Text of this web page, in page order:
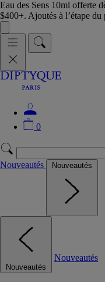
Eau des Sens 10ml offerte
$400+. Ajoutés à l’étape du
0
Nouveautés Nouveautés
Nouveautés
Nouveautés